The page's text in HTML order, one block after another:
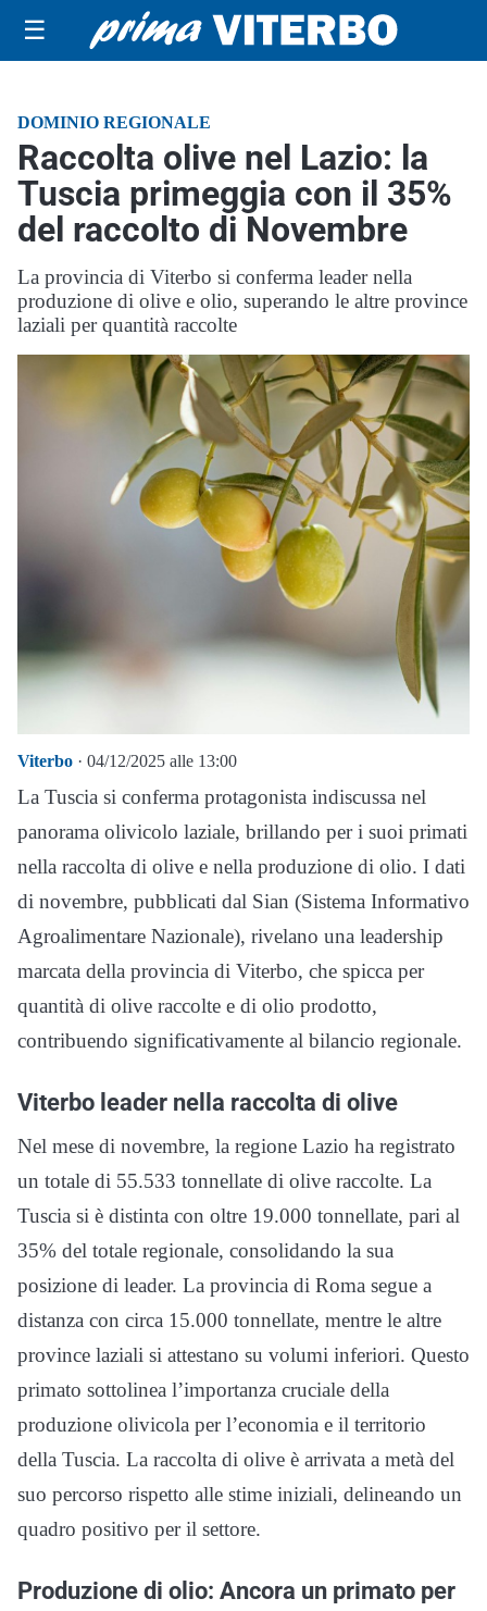
☰
DOMINIO REGIONALE
Raccolta olive nel Lazio: la
Tuscia primeggia con il 35%
del raccolto di Novembre
La provincia di Viterbo si conferma leader nella
produzione di olive e olio, superando le altre province
laziali per quantità raccolte
Viterbo · 04/12/2025 alle 13:00
La Tuscia si conferma protagonista indiscussa nel
panorama olivicolo laziale, brillando per i suoi primati
nella raccolta di olive e nella produzione di olio. I dati
di novembre, pubblicati dal Sian (Sistema Informativo
Agroalimentare Nazionale), rivelano una leadership
marcata della provincia di Viterbo, che spicca per
quantità di olive raccolte e di olio prodotto,
contribuendo significativamente al bilancio regionale.
Viterbo leader nella raccolta di olive
Nel mese di novembre, la regione Lazio ha registrato
un totale di 55.533 tonnellate di olive raccolte. La
Tuscia si è distinta con oltre 19.000 tonnellate, pari al
35% del totale regionale, consolidando la sua
posizione di leader. La provincia di Roma segue a
distanza con circa 15.000 tonnellate, mentre le altre
province laziali si attestano su volumi inferiori. Questo
primato sottolinea l’importanza cruciale della
produzione olivicola per l’economia e il territorio
della Tuscia. La raccolta di olive è arrivata a metà del
suo percorso rispetto alle stime iniziali, delineando un
quadro positivo per il settore.
Produzione di olio: Ancora un primato per